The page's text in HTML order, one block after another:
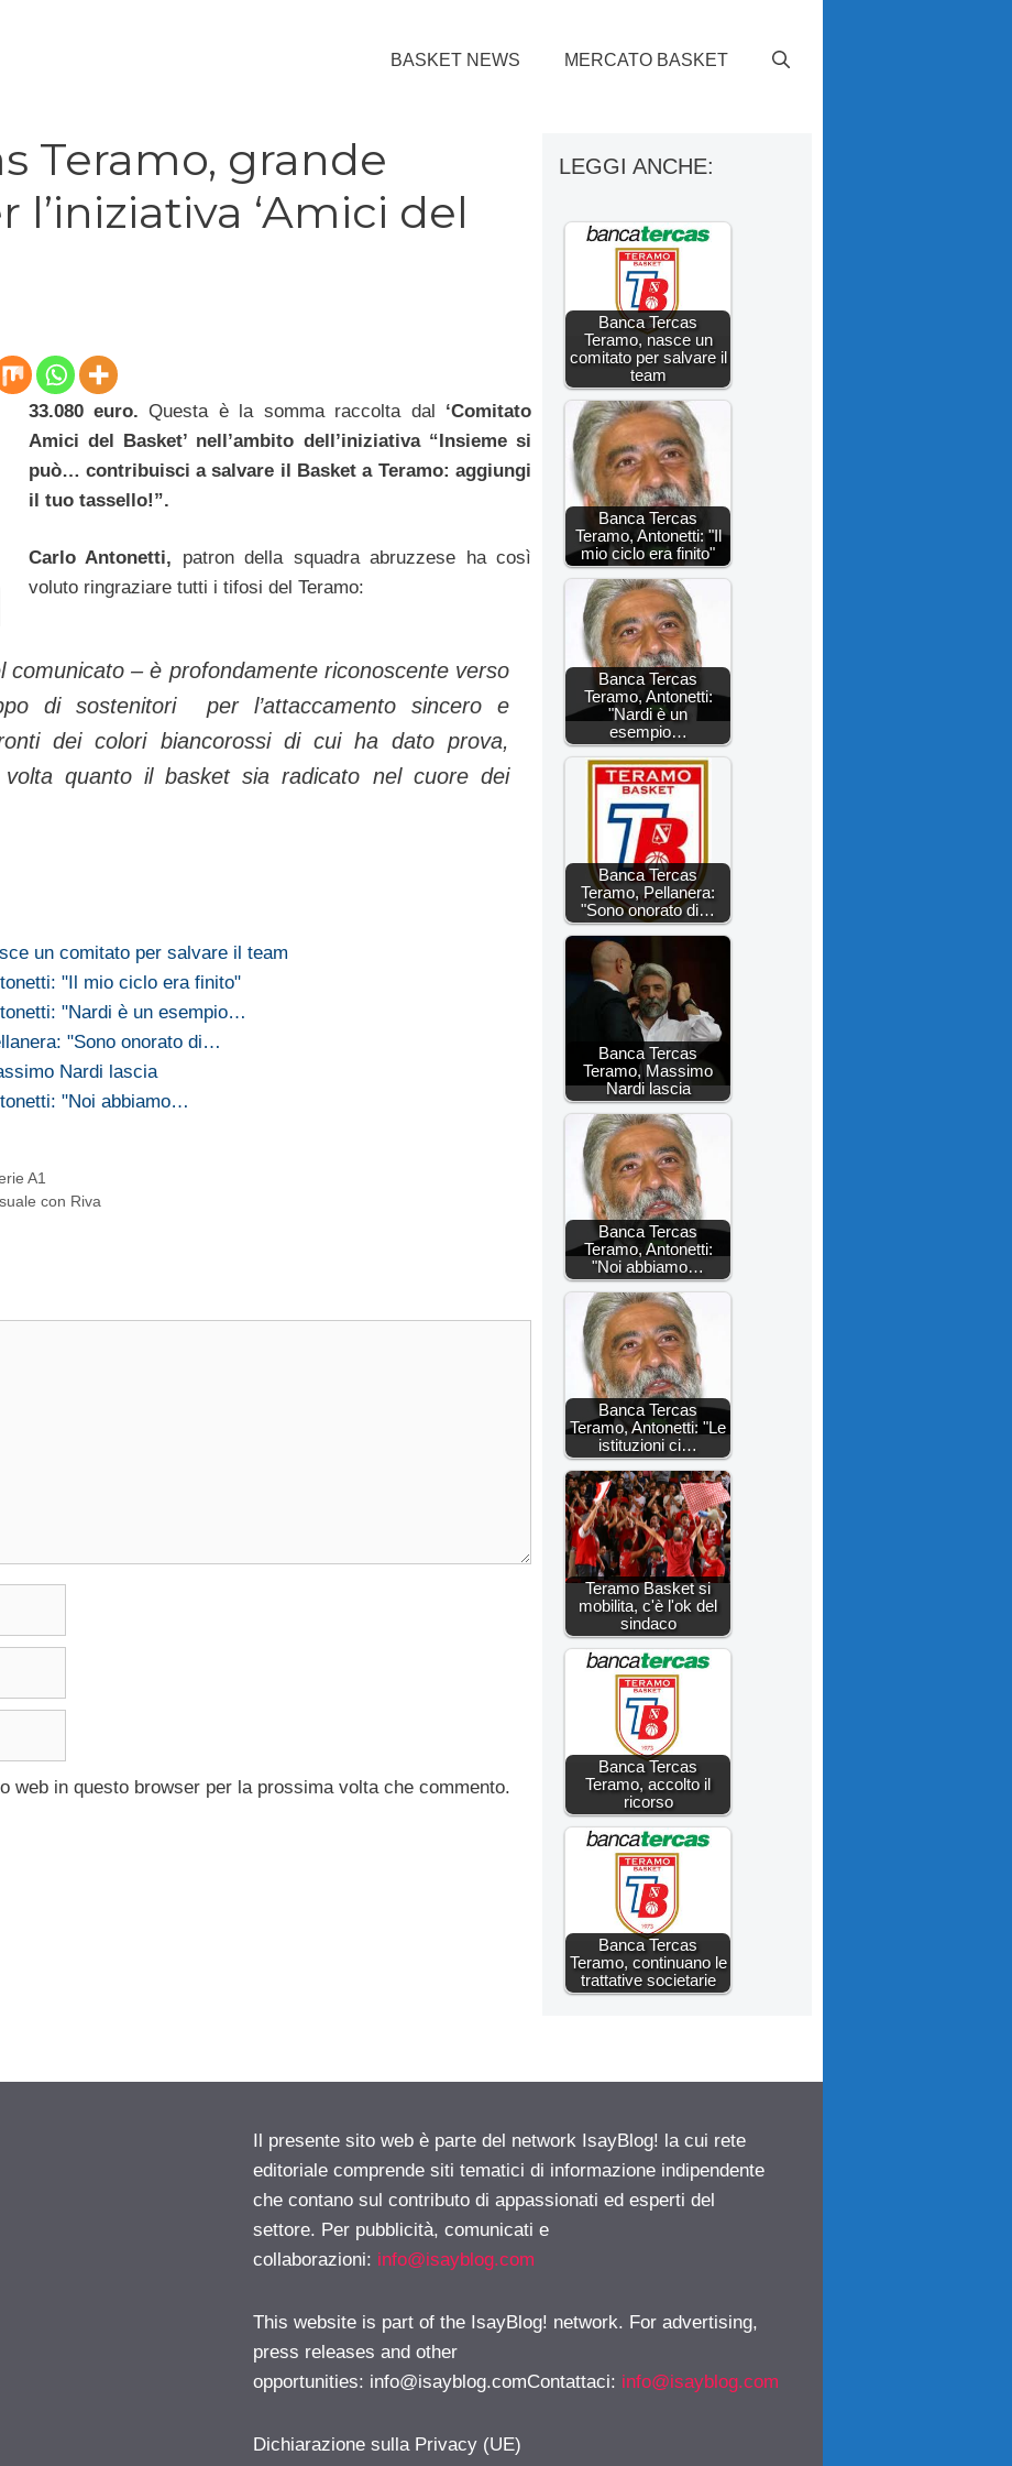
BASKET NEWS MERCATO BASKET
Teramo, grande
l’iniziativa ‘Amici del
33.080 euro.Questa è la somma raccolta dal ‘Comitato
Amici del Basket’ nell’ambito dell’iniziativa “Insieme si
può… contribuisci a salvare il Basket a Teramo: aggiungi
il tuo tassello!”.
Carlo Antonetti, patron della squadra abruzzese ha così
voluto ringraziare tutti i tifosi del Teramo:
comunicato – è profondamente riconoscente verso
di sostenitori per l’attaccamento sincero e
dei colori biancorossi di cui ha dato prova,
quanto il basket sia radicato nel cuore dei
un comitato per salvare il team
"Il mio ciclo era finito"
"Nardi è un esempio…
"Sono onorato di…
Nardi lascia
"Noi abbiamo…
A1
con Riva
web in questo browser per la prossima volta che commento.
LEGGI ANCHE:
Banca Tercas
Teramo, nasce un
comitato per salvare il
team
Banca Tercas
Teramo, Antonetti: "Il
mio ciclo era finito"
Banca Tercas
Teramo, Antonetti:
"Nardi è un
esempio…
Banca Tercas
Teramo, Pellanera:
"Sono onorato di…
Banca Tercas
Teramo, Massimo
Nardi lascia
Banca Tercas
Teramo, Antonetti:
"Noi abbiamo…
Banca Tercas
Teramo, Antonetti: "Le
istituzioni ci…
Teramo Basket si
mobilita, c'è l'ok del
sindaco
Banca Tercas
Teramo, accolto il
ricorso
Banca Tercas
Teramo, continuano le
trattative societarie
Il presente sito web è parte del network IsayBlog! la cui rete
editoriale comprende siti tematici di informazione indipendente
che contano sul contributo di appassionati ed esperti del
settore. Per pubblicità, comunicati e
collaborazioni: info@isayblog.com
This website is part of the IsayBlog! network. For advertising,
press releases and other
opportunities: info@isayblog.comContattaci: info@isayblog.com
Dichiarazione sulla Privacy (UE)